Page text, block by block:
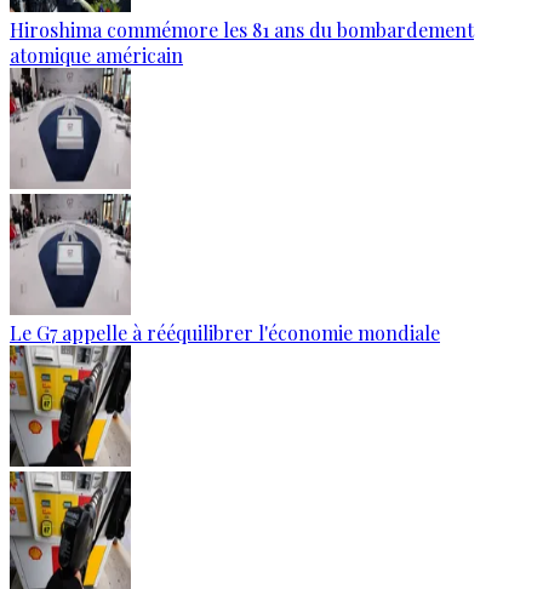
Hiroshima commémore les 81 ans du bombardement
atomique américain
Le G7 appelle à rééquilibrer l'économie mondiale